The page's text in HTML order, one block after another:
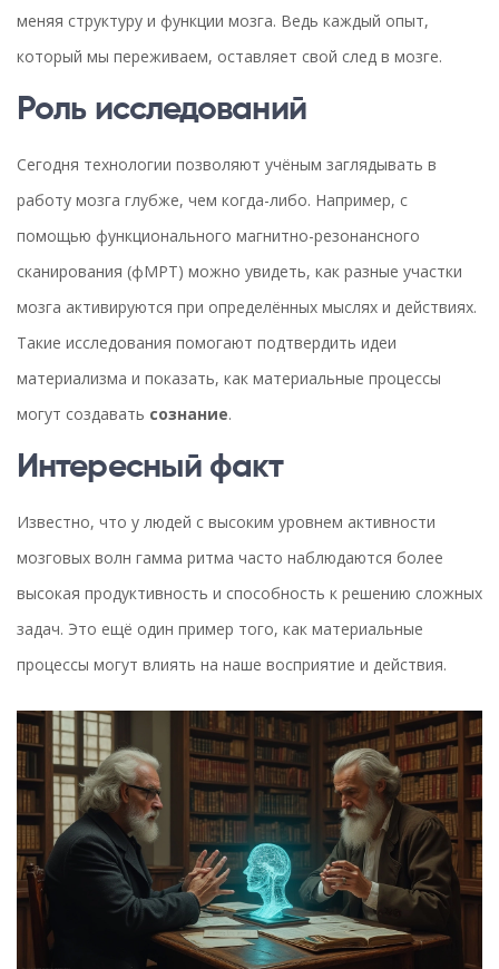
меняя структуру и функции мозга. Ведь каждый опыт,
который мы переживаем, оставляет свой след в мозге.
Роль исследований
Сегодня технологии позволяют учёным заглядывать в
работу мозга глубже, чем когда-либо. Например, с
помощью функционального магнитно-резонансного
сканирования (фМРТ) можно увидеть, как разные участки
мозга активируются при определённых мыслях и действиях.
Такие исследования помогают подтвердить идеи
материализма и показать, как материальные процессы
могут создавать сознание.
Интересный факт
Известно, что у людей с высоким уровнем активности
мозговых волн гамма ритма часто наблюдаются более
высокая продуктивность и способность к решению сложных
задач. Это ещё один пример того, как материальные
процессы могут влиять на наше восприятие и действия.